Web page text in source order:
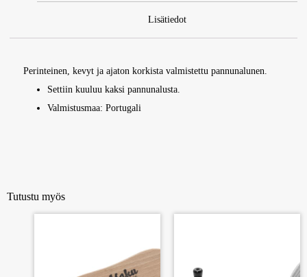
Lisätiedot
Perinteinen, kevyt ja ajaton korkista valmistettu pannunalunen.
Settiin kuuluu kaksi pannunalusta.
Valmistusmaa: Portugali
Tutustu myös